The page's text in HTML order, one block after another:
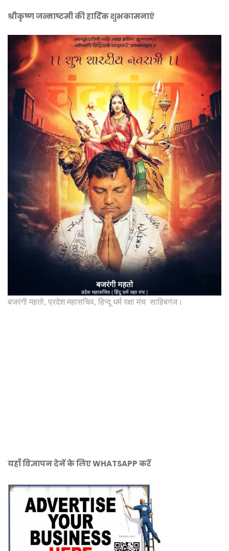
श्रीकृष्ण जन्माष्टमी की हार्दिक शुभकामनाएं
बजरंगी महतो, प्रदेश महासचिव, हिन्दू धर्म रक्षा मंच साहिबगंज।
यहाँ विज्ञापन देनें के लिए WHATSAPP करें